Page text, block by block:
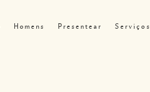
Homens Presentear Serviços